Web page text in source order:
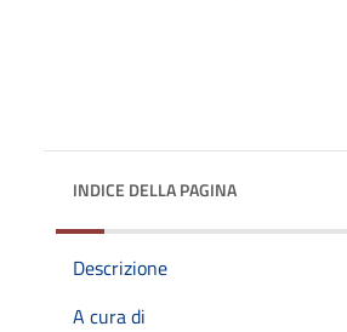
INDICE DELLA PAGINA
Descrizione
A cura di